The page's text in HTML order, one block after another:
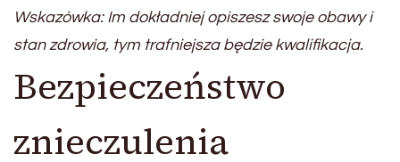
Wskazówka: Im dokładniej opiszesz swoje obawy i
stan zdrowia, tym trafniejsza będzie kwalifikacja.
Bezpieczeństwo
znieczulenia